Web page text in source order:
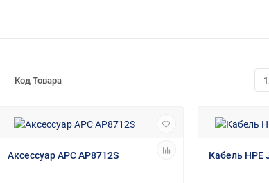
Код Товара
Аксессуар APC AP8712S Кабель HPE